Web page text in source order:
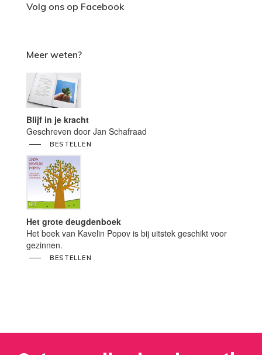
Volg ons op Facebook
Meer weten?
Blijf in je kracht
Geschreven door Jan Schafraad
BESTELLEN
Het grote deugdenboek
Het boek van Kavelin Popov is bij uitstek geschikt voor
gezinnen.
BESTELLEN